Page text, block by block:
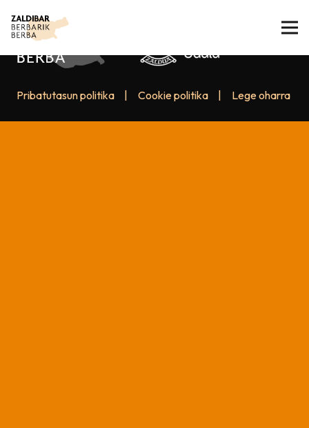
Pribatutasun politika Cookie politika Lege oharra